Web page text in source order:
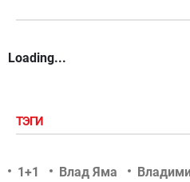
Loading...
ТЭГИ
1+1 Влад Яма